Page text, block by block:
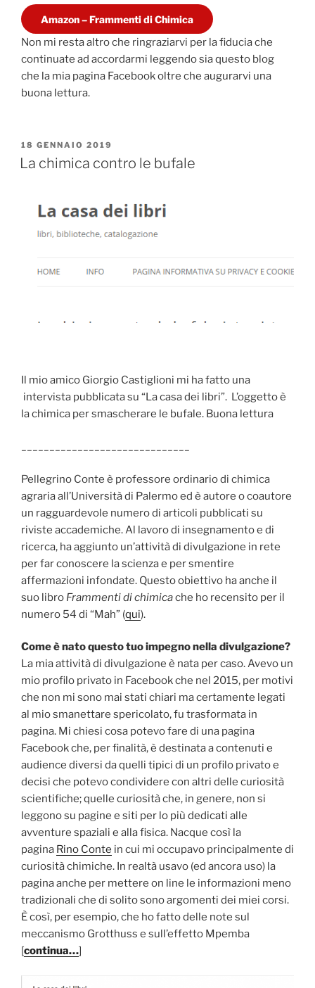
Amazon – Frammenti di Chimica
Non mi resta altro che ringraziarvi per la fiducia che
continuate ad accordarmi leggendo sia questo blog
che la mia pagina Facebook oltre che augurarvi una
buona lettura.
PUBBLICATO
IL
18 GENNAIO 2019
La chimica contro le bufale
Il mio amico Giorgio Castiglioni mi ha fatto una
intervista pubblicata su “La casa dei libri”. L’oggetto è
la chimica per smascherare le bufale. Buona lettura
Pellegrino Conte è professore ordinario di chimica
agraria all’Università di Palermo ed è autore o coautore
un ragguardevole numero di articoli pubblicati su
riviste accademiche. Al lavoro di insegnamento e di
ricerca, ha aggiunto un’attività di divulgazione in rete
per far conoscere la scienza e per smentire
affermazioni infondate. Questo obiettivo ha anche il
suo libro Frammenti di chimicache ho recensito per il
numero 54 di “Mah” (qui).
Come è nato questo tuo impegno nella divulgazione?
La mia attività di divulgazione è nata per caso. Avevo un
mio profilo privato in Facebook che nel 2015, per motivi
che non mi sono mai stati chiari ma certamente legati
al mio smanettare spericolato, fu trasformata in
pagina. Mi chiesi cosa potevo fare di una pagina
Facebook che, per finalità, è destinata a contenuti e
audience diversi da quelli tipici di un profilo privato e
decisi che potevo condividere con altri delle curiosità
scientifiche; quelle curiosità che, in genere, non si
leggono su pagine e siti per lo più dedicati alle
avventure spaziali e alla fisica. Nacque così la
pagina Rino Conte in cui mi occupavo principalmente di
curiosità chimiche. In realtà usavo (ed ancora uso) la
pagina anche per mettere on line le informazioni meno
tradizionali che di solito sono argomenti dei miei corsi.
È così, per esempio, che ho fatto delle note sul
meccanismo Grotthuss e sull’effetto Mpemba
[continua…]